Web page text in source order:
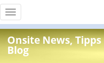
Toggle
navigation
Onsite News,
Blog